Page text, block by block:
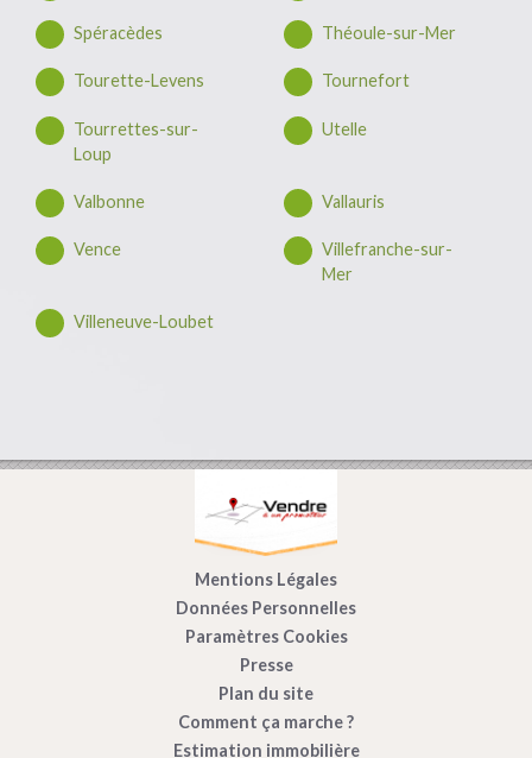
Spéracèdes Théoule-sur-Mer
Tourette-Levens Tournefort
Tourrettes-sur-
Loup
Utelle
Valbonne Vallauris
Vence
Villefranche-sur-
Mer
Villeneuve-Loubet
Mentions Légales
Données Personnelles
Paramètres Cookies
Presse
Plan du site
Comment ça marche ?
Estimation immobilière